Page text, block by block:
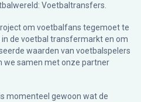
Voetbaltransfers.
om voetbalfans tegemoet te
de voetbal transfermarkt en om
waarden van voetbalspelers
we samen met onze partner
momenteel gewoon wat de